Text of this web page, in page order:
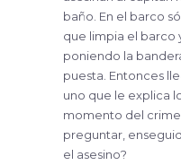
baño. En el barco
que limpia el barco
poniendo la
puesta. Entonces
uno que le explica
momento del
preguntar,
el asesino?